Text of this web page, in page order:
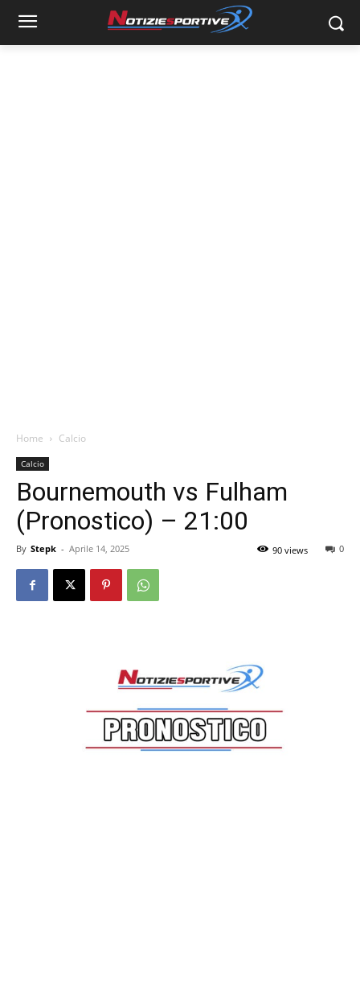
Home Calcio
Calcio
Bournemouth vs Fulham
(Pronostico) – 21:00
By Stepk - Aprile 14, 2025 0
90 views